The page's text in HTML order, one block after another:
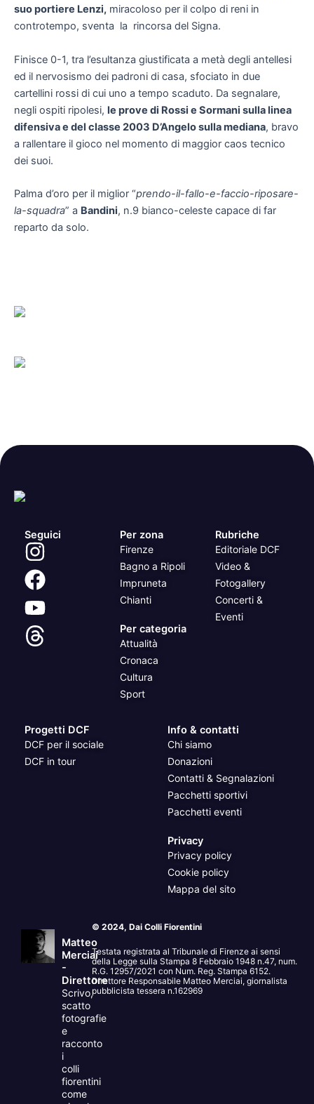
suo portiere Lenzi, miracoloso per il colpo di reni in
controtempo, sventa la rincorsa del Signa.
Finisce 0-1, tra l’esultanza giustificata a metà degli antellesi
ed il nervosismo dei padroni di casa, sfociato in due
cartellini rossi di cui uno a tempo scaduto. Da segnalare,
negli ospiti ripolesi, le prove di Rossi e Sormani sulla linea
difensiva e del classe 2003 D’Angelo sulla mediana, bravo
a rallentare il gioco nel momento di maggior caos tecnico
dei suoi.
Palma d’oro per il miglior “prendo-il-fallo-e-faccio-riposare-
la-squadra” a Bandini, n.9 bianco-celeste capace di far
reparto da solo.
Seguici Per zona
Firenze
Bagno a Ripoli
Impruneta
Chianti
Per categoria
Attualità
Cronaca
Cultura
Sport
Rubriche
Editoriale DCF
Video &
Fotogallery
Concerti &
Eventi
Progetti DCF
DCF per il sociale
DCF in tour
Info & contatti
Chi siamo
Donazioni
Contatti & Segnalazioni
Pacchetti sportivi
Pacchetti eventi
Privacy
Privacy policy
Cookie policy
Mappa del sito
Matteo
Merciai
-
Direttore
Scrivo,
scatto
fotografie
e
racconto
i
colli
fiorentini
come
© 2024, Dai Colli Fiorentini
Testata registrata al Tribunale di Firenze ai sensi
della Legge sulla Stampa 8 Febbraio 1948 n.47, num.
R.G. 12957/2021 con Num. Reg. Stampa 6152.
Direttore Responsabile Matteo Merciai, giornalista
pubblicista tessera n.162969